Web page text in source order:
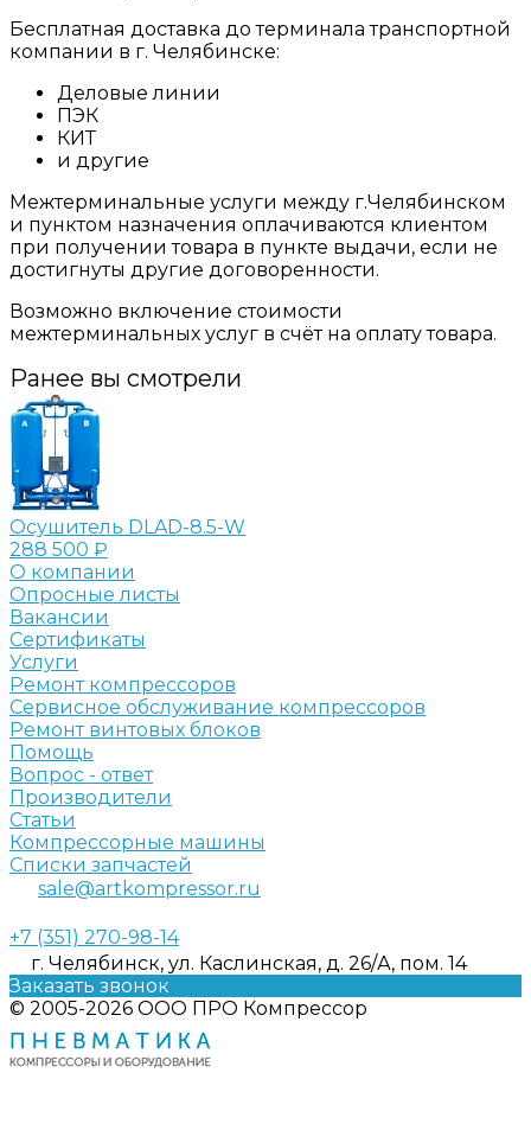
Бесплатная доставка до терминала транспортной
компании в г. Челябинске:
Деловые линии
ПЭК
КИТ
и другие
Межтерминальные услуги между г.Челябинском
и пунктом назначения оплачиваются клиентом
при получении товара в пункте выдачи, если не
достигнуты другие договоренности.
Возможно включение стоимости
межтерминальных услуг в счёт на оплату товара.
Ранее вы смотрели
Осушитель DLAD-8.5-W
288 500 ₽
О компании
Опросные листы
Вакансии
Сертификаты
Услуги
Ремонт компрессоров
Сервисное обслуживание компрессоров
Ремонт винтовых блоков
Помощь
Вопрос - ответ
Производители
Статьи
Компрессорные машины
Списки запчастей
sale@artkompressor.ru
+7 (351) 270-98-14
г. Челябинск, ул. Каслинская, д. 26/А, пом. 14
Заказать звонок
© 2005-2026 ООО ПРО Компрессор